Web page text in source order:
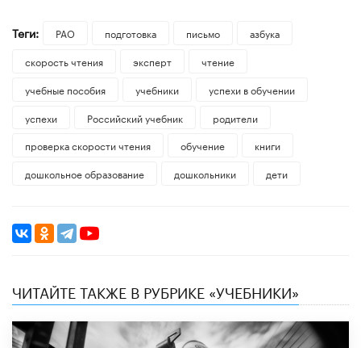
Теги: РАО подготовка письмо
азбука
скорость чтения
эксперт
чтение
учебные пособия
учебники
успехи в обучении
успехи
Российский учебник
родители
проверка скорости чтения
обучение
книги
дошкольное образование
дошкольники дети
ЧИТАЙТЕ ТАКЖЕ В РУБРИКЕ «УЧЕБНИКИ»